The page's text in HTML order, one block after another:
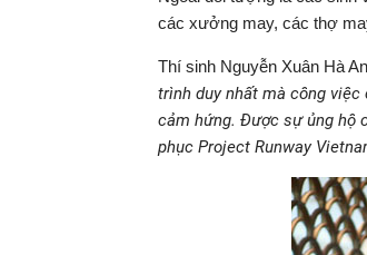
các xưởng may, các thợ
Thí sinh Nguyễn Xuân Hà
trình duy nhất mà công
cảm hứng. Được sự ủng hộ
phục Project Runway